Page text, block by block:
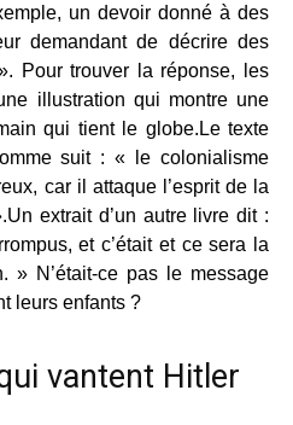
un devoir donné à des
demandant de décrire des
Pour trouver la réponse, les
illustration qui montre une
qui tient le globe.Le texte
suit : « le colonialisme
car il attaque l’esprit de la
extrait d’un autre livre dit :
et c’était et ce sera la
» N’était-ce pas le message
leurs enfants ?
vantent Hitler